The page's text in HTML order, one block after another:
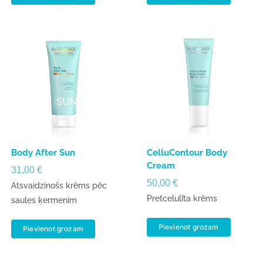
Body After Sun
31,00€
Atsvaidzinošs krēms pēc
saules ķermenim
Pievienot grozam
CelluContour Body
Cream
50,00 €
Pretcelulīta krēms
Pievienot grozam